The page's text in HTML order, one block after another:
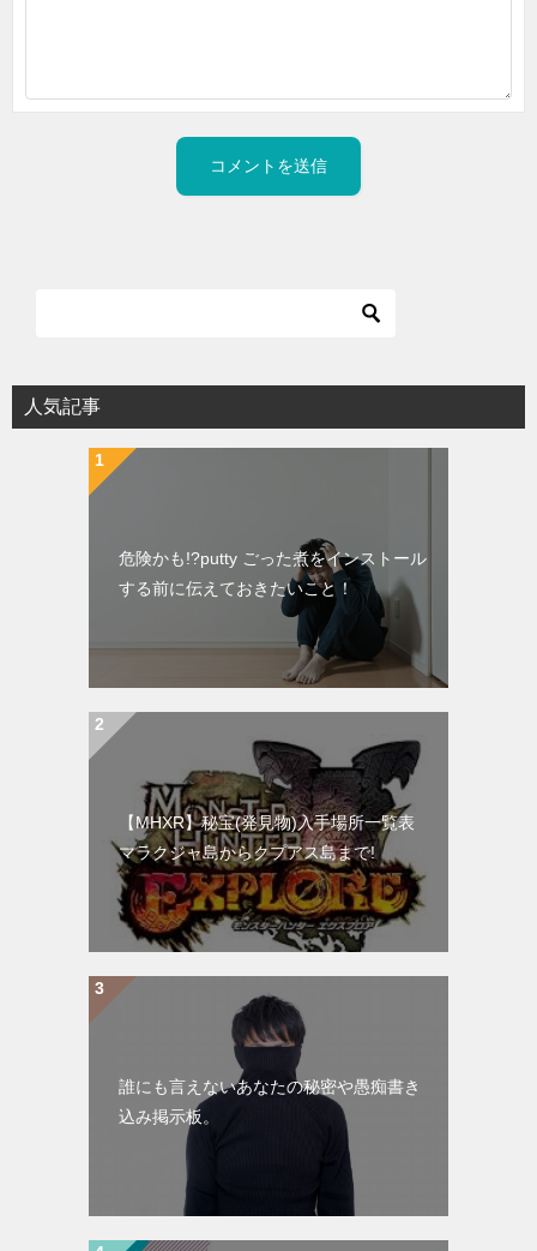
人気記事
危険かも!?putty ごった煮をインストール
する前に伝えておきたいこと！
【MHXR】秘宝(発見物)入手場所一覧表
マラクジャ島からクプアス島まで!
誰にも言えないあなたの秘密や愚痴書き
込み掲示板。